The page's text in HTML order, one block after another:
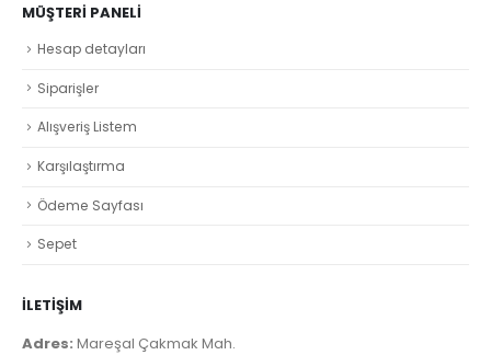
MÜŞTERI PANELI
Hesap detayları
Siparişler
Alışveriş Listem
Karşılaştırma
Ödeme Sayfası
Sepet
İLETİŞİM
Adres: Mareşal Çakmak Mah.